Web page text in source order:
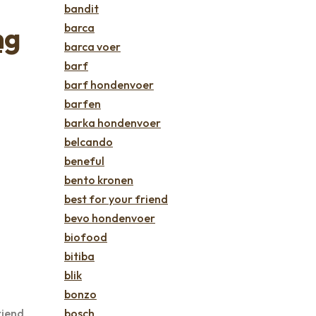
bandit
barca
barca voer
barf
barf hondenvoer
barfen
barka hondenvoer
belcando
beneful
bento kronen
best for your friend
bevo hondenvoer
biofood
bitiba
blik
bonzo